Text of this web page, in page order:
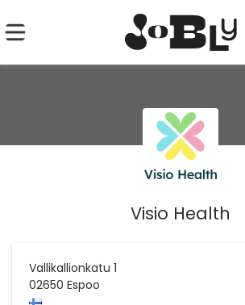
Visio Health
Vallikallionkatu 1
02650 Espoo